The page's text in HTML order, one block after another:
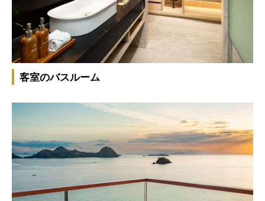
客室のバスルーム